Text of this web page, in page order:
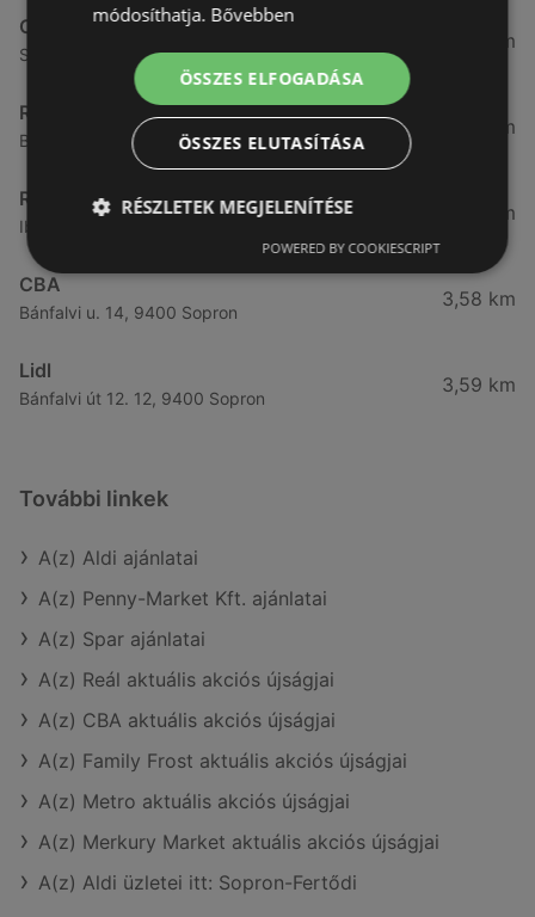
CBA
Somfalvi u. 14., 9400 Sopron
3,31 km
Reál
Besenyő u. 16., 9400 Sopron
3,32 km
Reál
Ibolya út 15., 9400 Sopron
3,41 km
CBA
Bánfalvi u. 14, 9400 Sopron
3,58 km
Lidl
Bánfalvi út 12. 12, 9400 Sopron
3,59 km
További linkek
A(z) Aldi ajánlatai
A(z) Penny-Market Kft. ajánlatai
A(z) Spar ajánlatai
A(z) Reál aktuális akciós újságjai
A(z) CBA aktuális akciós újságjai
A(z) Family Frost aktuális akciós újságjai
A(z) Metro aktuális akciós újságjai
A(z) Merkury Market aktuális akciós újságjai
A(z) Aldi üzletei itt: Sopron-Fertődi
módosíthatja. Bővebben
ÖSSZES ELFOGADÁSA
ÖSSZES ELUTASÍTÁSA
RÉSZLETEK MEGJELENÍTÉSE
POWERED BY COOKIESCRIPT